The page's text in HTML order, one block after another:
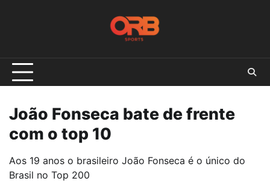
João Fonseca bate de frente
com o top 10
Aos 19 anos o brasileiro João Fonseca é o único do
Brasil no Top 200